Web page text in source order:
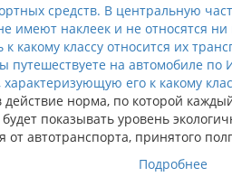
норма, по которой
показывать уровень
автотранспорта, принятого
Подробнее